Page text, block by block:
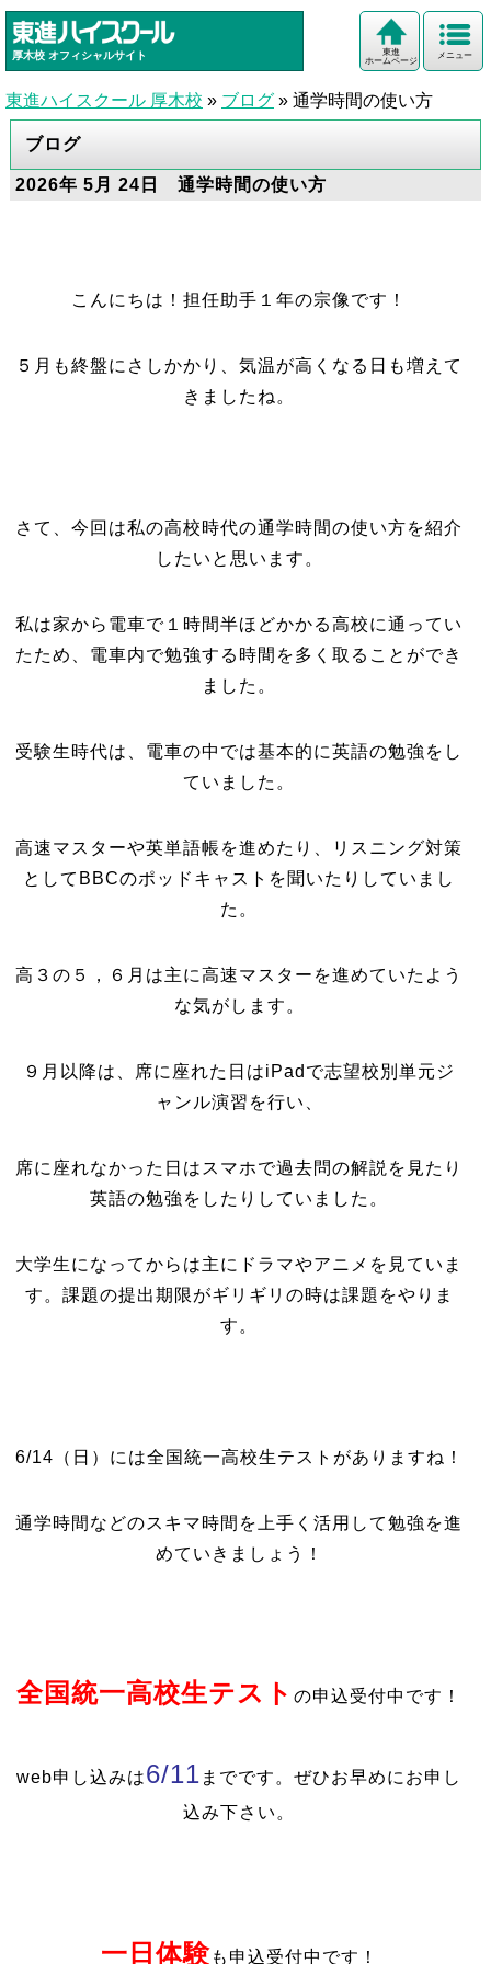
厚木校 オフィシャルサイト メニュー
東進
ホームページ
東進ハイスクール 厚木校 » ブログ » 通学時間の使い方
ブログ
2026年 5月 24日 通学時間の使い方
こんにちは！担任助手１年の宗像です！
５月も終盤にさしかかり、気温が高くなる日も増えて
きましたね。
さて、今回は私の高校時代の通学時間の使い方を紹介
したいと思います。
私は家から電車で１時間半ほどかかる高校に通ってい
たため、電車内で勉強する時間を多く取ることができ
ました。
受験生時代は、電車の中では基本的に英語の勉強をし
ていました。
高速マスターや英単語帳を進めたり、リスニング対策
としてBBCのポッドキャストを聞いたりしていまし
た。
高３の５，６月は主に高速マスターを進めていたよう
な気がします。
９月以降は、席に座れた日はiPadで志望校別単元ジ
ャンル演習を行い、
席に座れなかった日はスマホで過去問の解説を見たり
英語の勉強をしたりしていました。
大学生になってからは主にドラマやアニメを見ていま
す。課題の提出期限がギリギリの時は課題をやりま
す。
6/14（日）には全国統一高校生テストがありますね！
通学時間などのスキマ時間を上手く活用して勉強を進
めていきましょう！
全国統一高校生テストの申込受付中です！
web申し込みは6/11 までです。ぜひお早めにお申し
込み下さい。
一日体験も申込受付中です！